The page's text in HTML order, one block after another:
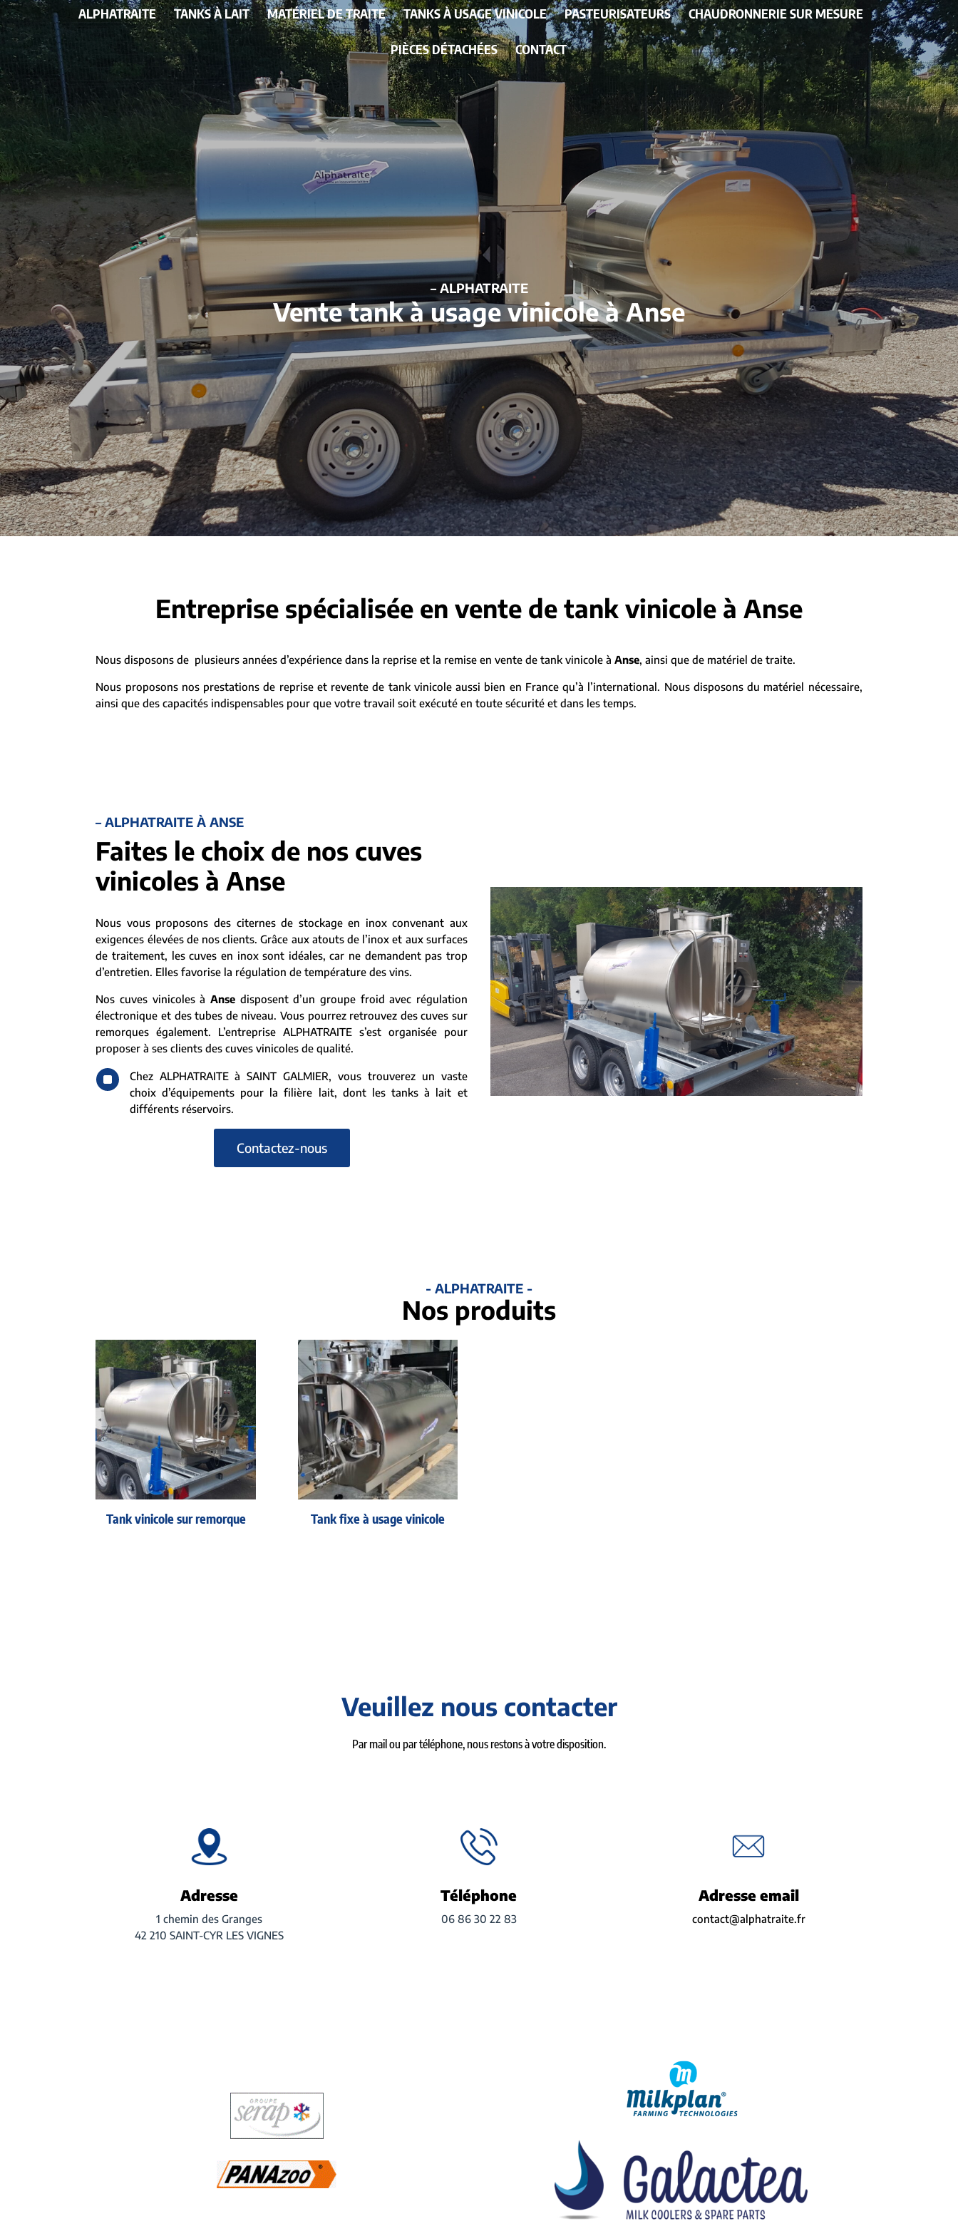
ALPHATRAITE TANKS À LAIT MATÉRIEL DE TRAITE TANKS À USAGE VINICOLE PASTEURISATEURS CHAUDRONNERIE SUR MESURE
PIÈCES DÉTACHÉES CONTACT
– ALPHATRAITE
Vente tank à usage vinicole à Anse
Entreprise spécialisée en vente de tank vinicole à Anse
Nous disposons de plusieurs années d’expérience dans la reprise et la remise en vente de tank vinicole àAnse, ainsi que de matériel de traite.
Nous proposons nos prestations de reprise et revente de tank vinicole aussi bien en France qu’à l’international. Nous disposons du matériel nécessaire,
ainsi que des capacités indispensables pour que votre travail soit exécuté en toute sécurité et dans les temps.
– ALPHATRAITE À ANSE
Faites le choix de nos cuves
vinicoles à Anse
Nous vous proposons des citernes de stockage en inox convenant aux
exigences élevées de nos clients. Grâce aux atouts de l’inox et aux surfaces
de traitement, les cuves en inox sont idéales, car ne demandent pas trop
d’entretien. Elles favorise la régulation de température des vins.
Nos cuves vinicoles à Anse disposent d’un groupe froid avec régulation
électronique et des tubes de niveau. Vous pourrez retrouvez des cuves sur
remorques également. L’entreprise ALPHATRAITE s’est organisée pour
proposer à ses clients des cuves vinicoles de qualité.
^
Chez ALPHATRAITE à SAINT GALMIER, vous trouverez un vaste
choix d’équipements pour la filière lait, dont les tanks à lait et
différents réservoirs.
Contactez-nous
- ALPHATRAITE -
Nos produits
Tank vinicole sur remorque Tank fixe à usage vinicole
Veuillez nous contacter
Par mail ou par téléphone, nous restons à votre disposition.
Adresse
1 chemin des Granges
42 210 SAINT-CYR LES VIGNES
Téléphone
06 86 30 22 83
Adresse email
contact@alphatraite.fr